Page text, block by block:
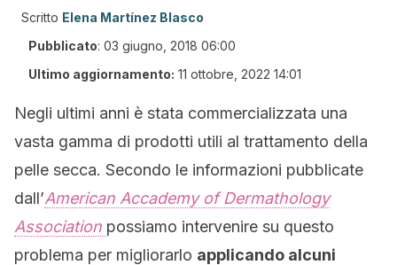
Scritto Elena Martínez Blasco
Pubblicato: 03 giugno, 2018 06:00
Ultimo aggiornamento: 11 ottobre, 2022 14:01
Negli ultimi anni è stata commercializzata una
vasta gamma di prodotti utili al trattamento della
pelle secca. Secondo le informazioni pubblicate
dall’American Accademy of Dermathology
Association possiamo intervenire su questo
problema per migliorarlo applicando alcuni